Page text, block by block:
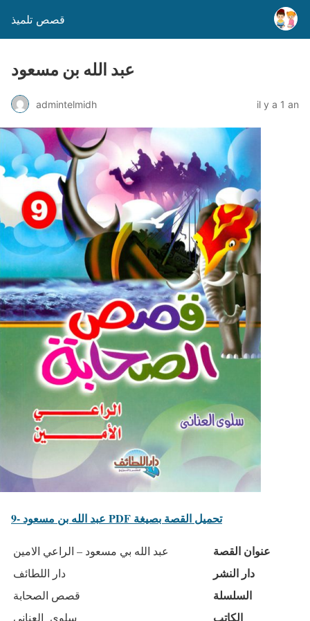
قصص تلميذ
عبد الله بن مسعود
admintelmidh il y a 1 an
9- عبد الله بن مسعود PDF تحميل القصة بصيغة
عبد الله بي مسعود – الراعي الامين عنوان القصة
دار اللطائف دار النشر
قصص الصحابة السلسلة
سلوى العناني الكاتب